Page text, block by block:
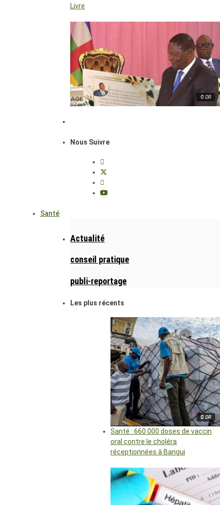
Livre
© DR
Nous Suivre
Santé
Actualité
conseil pratique
publi-reportage
Les plus récents
© DR
Santé : 660 000 doses de vaccin
oral contre le choléra
réceptionnées à Bangui